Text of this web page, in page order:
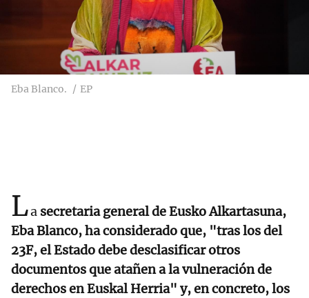
Eba Blanco. EP
La secretaria general de Eusko Alkartasuna,
Eba Blanco, ha considerado que, "tras los del
23F, el Estado debe desclasificar otros
documentos que atañen a la vulneración de
derechos en Euskal Herria" y, en concreto, los